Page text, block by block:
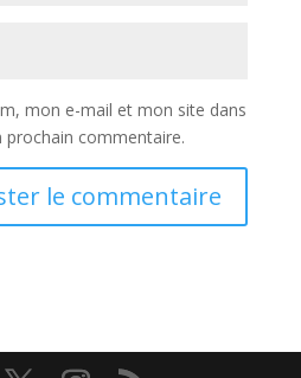
mon e-mail et mon site dans
commentaire.